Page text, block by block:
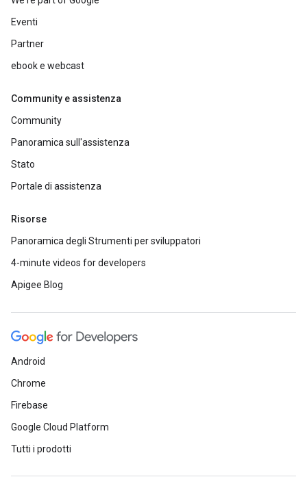
Eventi
Partner
ebook e webcast
Community e assistenza
Community
Panoramica sull'assistenza
Stato
Portale di assistenza
Risorse
Panoramica degli Strumenti per sviluppatori
4-minute videos for developers
Apigee Blog
Android
Chrome
Firebase
Google Cloud Platform
Tutti i prodotti